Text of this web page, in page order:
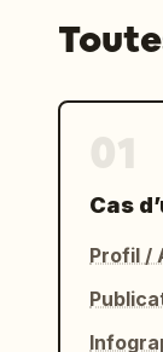
Cas
Profil /